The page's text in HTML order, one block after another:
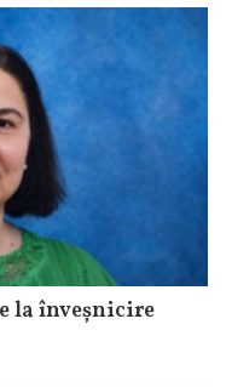
la înveșnicire